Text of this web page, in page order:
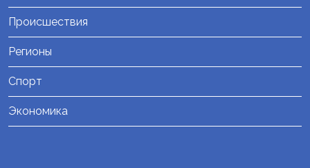
Происшествия
Регионы
Спорт
Экономика